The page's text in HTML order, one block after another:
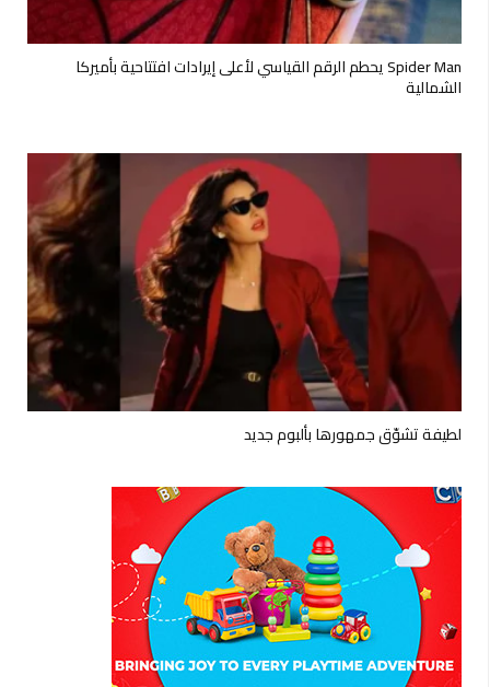
Spider Man يحطم الرقم القياسي لأعلى إيرادات افتتاحية بأميركا
الشمالية
لطيفة تشوّق جمهورها بألبوم جديد